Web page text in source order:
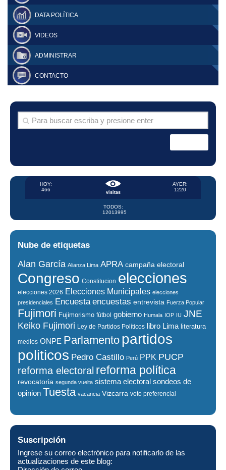
DATA POLÍTICA
VIDEOS
ADMINISTRAR
CONTACTO
visitas
HOY:
466
AYER:
1220
TODOS:
12013995
Nube de etiquetas
Alan García Alianza Lima APRA campaña electoral
Congreso Constitucion elecciones
elecciones 2026 Elecciones Municipales elecciones
presidenciales Encuesta encuestas entrevista Fuerza Popular
Fujimori Fujimorismo fútbol gobierno Humala IOP IU JNE
Keiko Fujimori Ley de Partidos Políticos libro Lima literatura
medios ONPE Parlamento partidos
politicos Pedro Castillo Perú PPK PUCP
reforma electoral reforma política
revocatoria segunda vuelta sistema electoral sondeos de
opinion Tuesta vacancia Vizcarra voto preferencial
Suscripción
Ingrese su correo electrónico para notificarlo de las
actualizaciones de este blog: